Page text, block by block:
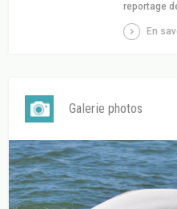
reportage
En
Galerie photos